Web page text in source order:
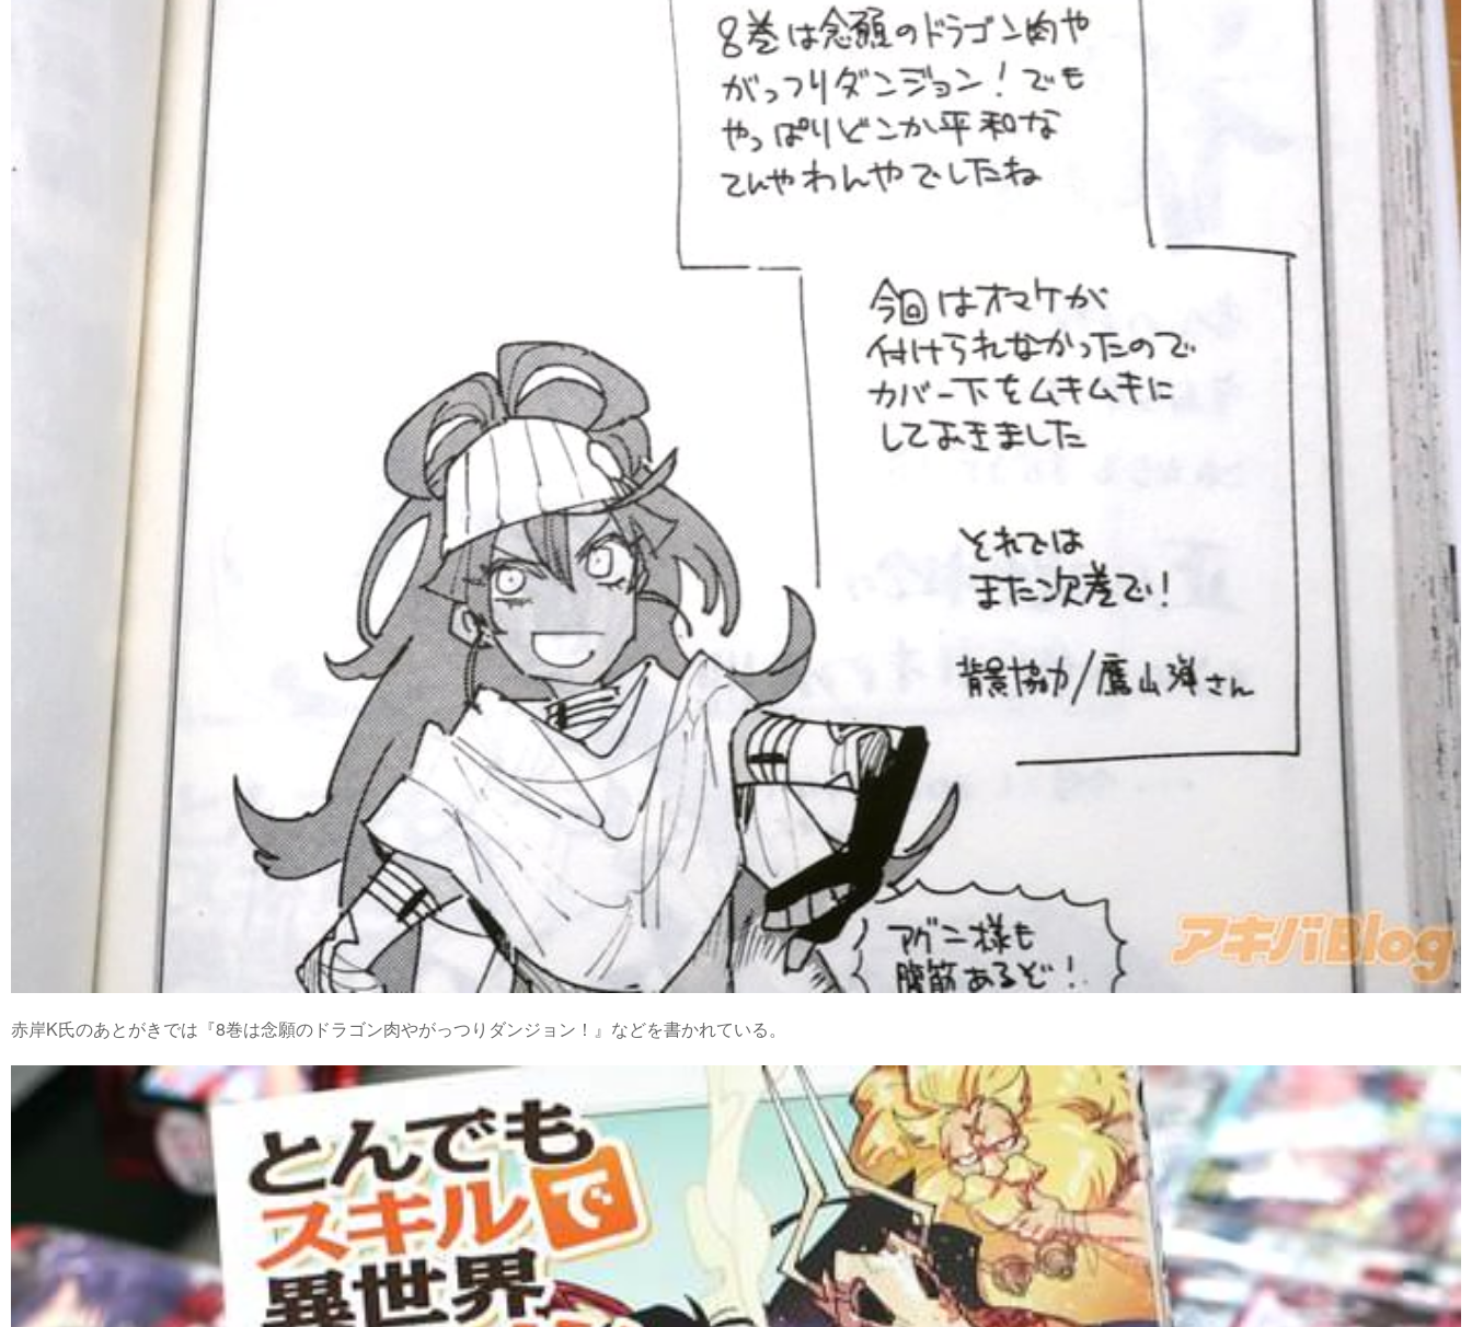
赤岸K氏のあとがきでは『8巻は念願のドラゴン肉やがっつりダンジョン！』などを書かれている。